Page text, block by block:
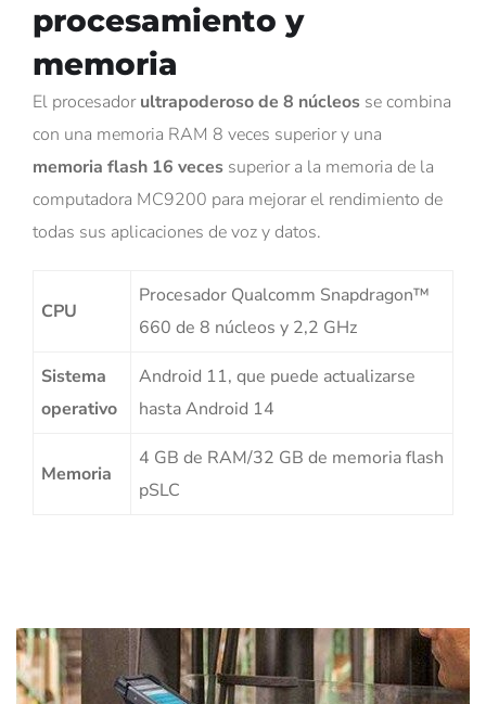
procesamiento y
memoria
El procesadorultrapoderoso de 8 núcleos se combina
con una memoria RAM 8 veces superior y una
memoria flash 16 veces superior a la memoria de la
computadora MC9200 para mejorar el rendimiento de
todas sus aplicaciones de voz y datos.
CPU
Procesador Qualcomm Snapdragon™
660 de 8 núcleos y 2,2 GHz
Sistema
operativo
Android 11, que puede actualizarse
hasta Android 14
Memoria
4 GB de RAM/32 GB de memoria flash
pSLC